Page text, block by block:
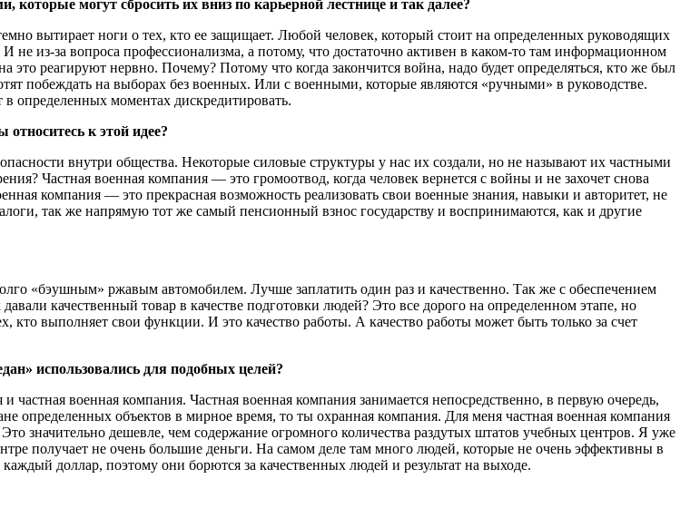
могут сбросить их вниз по карьерной лестнице и так далее?
вытирает ноги о тех, кто ее защищает. Любой человек, который стоит на определенных руководящих
из-за вопроса профессионализма, а потому, что достаточно активен в каком-то там информационном
реагируют нервно. Почему? Потому что когда закончится война, надо будет определяться, кто же был
побеждать на выборах без военных. Или с военными, которые являются «ручными» в руководстве.
определенных моментах дискредитировать.
к этой идее?
внутри общества. Некоторые силовые структуры у нас их создали, но не называют их частными
Частная военная компания — это громоотвод, когда человек вернется с войны и не захочет снова
компания — это прекрасная возможность реализовать свои военные знания, навыки и авторитет, не
так же напрямую тот же самый пенсионный взнос государству и воспринимаются, как и другие
«бэушным» ржавым автомобилем. Лучше заплатить один раз и качественно. Так же с обеспечением
качественный товар в качестве подготовки людей? Это все дорого на определенном этапе, но
кто выполняет свои функции. И это качество работы. А качество работы может быть только за счет
использовались для подобных целей?
военная компания. Частная военная компания занимается непосредственно, в первую очередь,
определенных объектов в мирное время, то ты охранная компания. Для меня частная военная компания
значительно дешевле, чем содержание огромного количества раздутых штатов учебных центров. Я уже
получает не очень большие деньги. На самом деле там много людей, которые не очень эффективны в
доллар, поэтому они борются за качественных людей и результат на выходе.